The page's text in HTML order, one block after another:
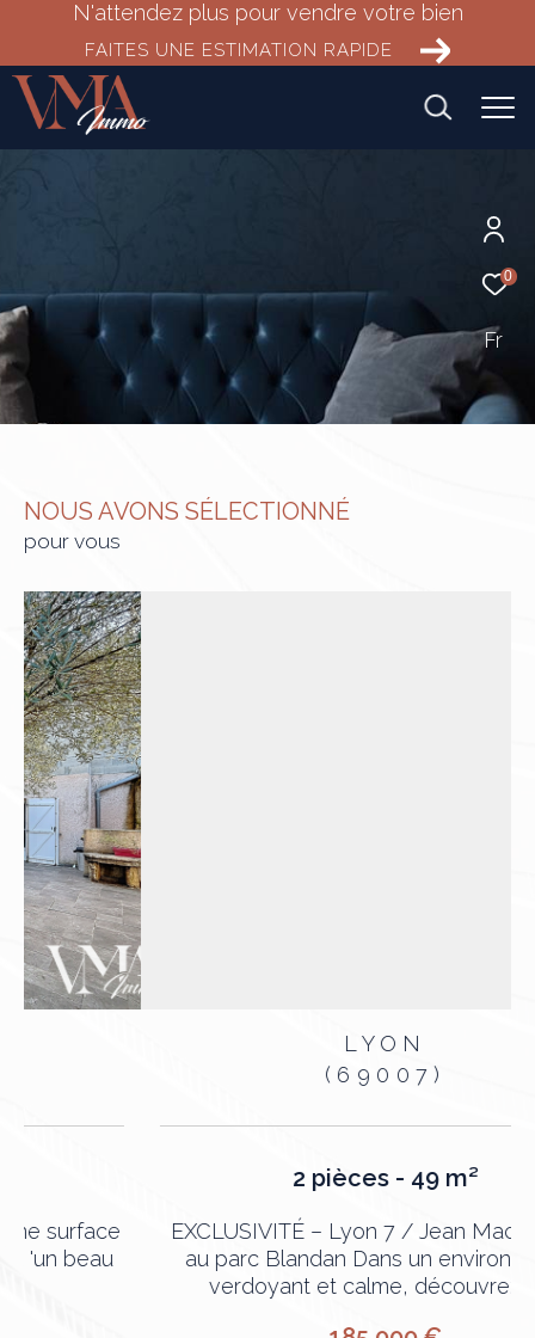
N'attendez plus pour vendre votre bien
FAITES UNE ESTIMATION RAPIDE
0
Fr
NOUS AVONS SÉLECTIONNÉ
pour vous
(69007)
2 pièces - 49 m²
EXCLUSIVITÉ – Lyon 7 / Jean Macé – Face
au parc Blandan Dans un environnement
verdoyant et calme, découvrez ce...